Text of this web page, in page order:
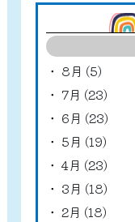
8月 (5)
7月 (23)
6月 (23)
5月 (19)
4月 (23)
3月 (18)
2月 (18)